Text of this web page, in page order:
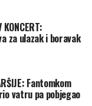
KONCERT:
za ulazak i boravak
Fantomkom
vatru pa pobjegao